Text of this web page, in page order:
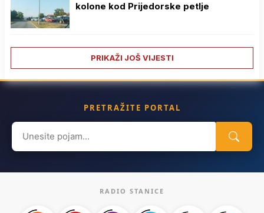
kolone kod Prijedorske petlje
PRIKAŽI JOŠ VIJESTI
PRETRAŽITE PORTAL
Search
for:
RADIO STANICE